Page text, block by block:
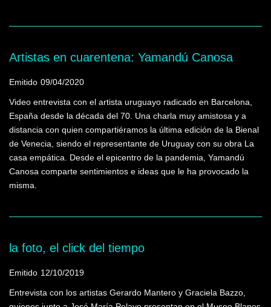
Artistas en cuarentena: Yamandú Canosa
Emitido 09/04/2020
Video entrevista con el artista uruguayo radicado en Barcelona,
España desde la década del 70. Una charla muy amistosa y a
distancia con quien compartiéramos la última edición de la Bienal
de Venecia, siendo el representante de Uruguay con su obra La
casa empática. Desde el epicentro de la pandemia, Yamandú
Canosa comparte sentimientos e ideas que le ha provocado la
misma.
la foto, el click del tiempo
Emitido 12/10/2019
Entrevista con los artistas Gerardo Mantero y Graciela Bazzo,